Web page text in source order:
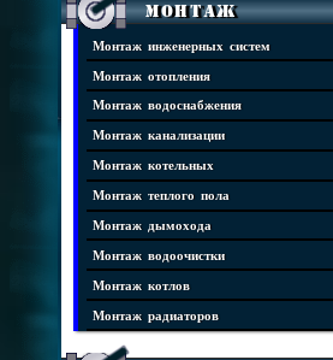
Монтаж
Монтаж инженерных систем
Монтаж отопления
Монтаж водоснабжения
Монтаж канализации
Монтаж котельных
Монтаж теплого пола
Монтаж дымохода
Монтаж водоочистки
Монтаж котлов
Монтаж радиаторов